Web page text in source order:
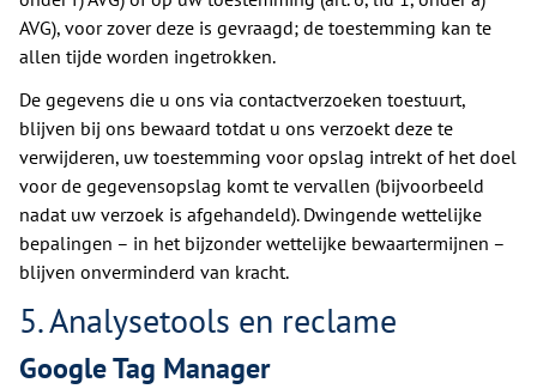
AVG), voor zover deze is gevraagd; de toestemming kan te
allen tijde worden ingetrokken.
De gegevens die u ons via contactverzoeken toestuurt,
blijven bij ons bewaard totdat u ons verzoekt deze te
verwijderen, uw toestemming voor opslag intrekt of het doel
voor de gegevensopslag komt te vervallen (bijvoorbeeld
nadat uw verzoek is afgehandeld). Dwingende wettelijke
bepalingen – in het bijzonder wettelijke bewaartermijnen –
blijven onverminderd van kracht.
5. Analysetools en reclame
Google Tag Manager